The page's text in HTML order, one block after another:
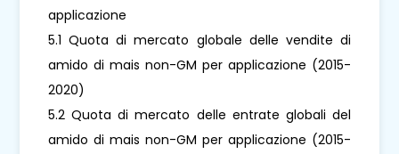
applicazione
5.1 Quota di mercato globale delle vendite di
amido di mais non-GM per applicazione (2015-
2020)
5.2 Quota di mercato delle entrate globali del
amido di mais non-GM per applicazione (2015-